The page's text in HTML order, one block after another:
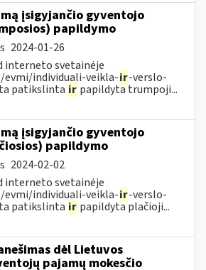
įsigyjančio gyventojo
papildymo
2024-01-26
interneto svetainėje
individuali-veikla-ir-verslo-
patikslinta ir papildyta trumpoji...
įsigyjančio gyventojo
papildymo
2024-02-02
interneto svetainėje
individuali-veikla-ir-verslo-
patikslinta ir papildyta plačioji...
dėl Lietuvos
pajamų mokesčio